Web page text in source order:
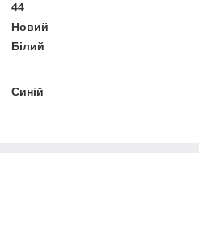
44
Новий
Білий
Синій